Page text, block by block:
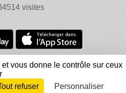
visites
Gestion des cookies
un contenu inapproprié
Connexion
vous donne le contrôle sur ceux
refuser Personnaliser